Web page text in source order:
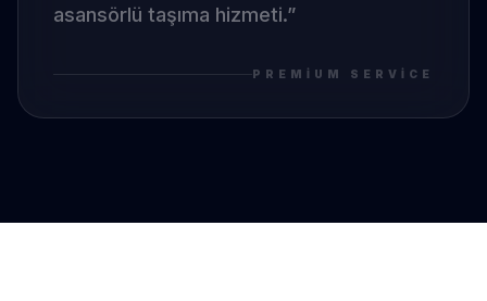
asansörlü taşıma hizmeti.”
PREMIUM SERVICE